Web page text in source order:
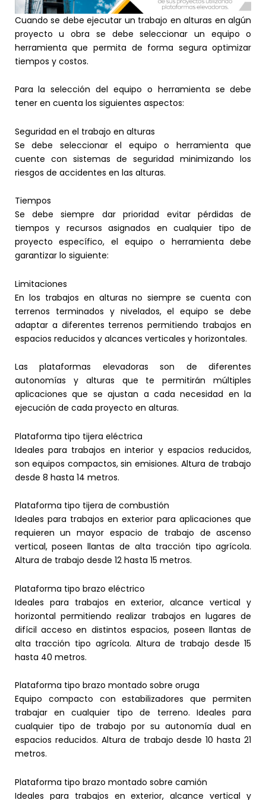
Cuando se debe ejecutar un trabajo en alturas en algún
proyecto u obra se debe seleccionar un equipo o
herramienta que permita de forma segura optimizar
tiempos y costos.
Para la selección del equipo o herramienta se debe
tener en cuenta los siguientes aspectos:
Seguridad en el trabajo en alturas
Se debe seleccionar el equipo o herramienta que
cuente con sistemas de seguridad minimizando los
riesgos de accidentes en las alturas.
Tiempos
Se debe siempre dar prioridad evitar pérdidas de
tiempos y recursos asignados en cualquier tipo de
proyecto específico, el equipo o herramienta debe
garantizar lo siguiente:
Limitaciones
En los trabajos en alturas no siempre se cuenta con
terrenos terminados y nivelados, el equipo se debe
adaptar a diferentes terrenos permitiendo trabajos en
espacios reducidos y alcances verticales y horizontales.
Las plataformas elevadoras son de diferentes
autonomías y alturas que te permitirán múltiples
aplicaciones que se ajustan a cada necesidad en la
ejecución de cada proyecto en alturas.
Plataforma tipo tijera eléctrica
Ideales para trabajos en interior y espacios reducidos,
son equipos compactos, sin emisiones. Altura de trabajo
desde 8 hasta 14 metros.
Plataforma tipo tijera de combustión
Ideales para trabajos en exterior para aplicaciones que
requieren un mayor espacio de trabajo de ascenso
vertical, poseen llantas de alta tracción tipo agrícola.
Altura de trabajo desde 12 hasta 15 metros.
Plataforma tipo brazo eléctrico
Ideales para trabajos en exterior, alcance vertical y
horizontal permitiendo realizar trabajos en lugares de
difícil acceso en distintos espacios, poseen llantas de
alta tracción tipo agrícola. Altura de trabajo desde 15
hasta 40 metros.
Plataforma tipo brazo montado sobre oruga
Equipo compacto con estabilizadores que permiten
trabajar en cualquier tipo de terreno. Ideales para
cualquier tipo de trabajo por su autonomía dual en
espacios reducidos. Altura de trabajo desde 10 hasta 21
metros.
Plataforma tipo brazo montado sobre camión
Ideales para trabajos en exterior, alcance vertical y